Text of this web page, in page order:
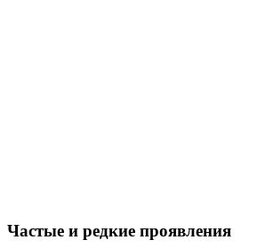
Частые и редкие проявления